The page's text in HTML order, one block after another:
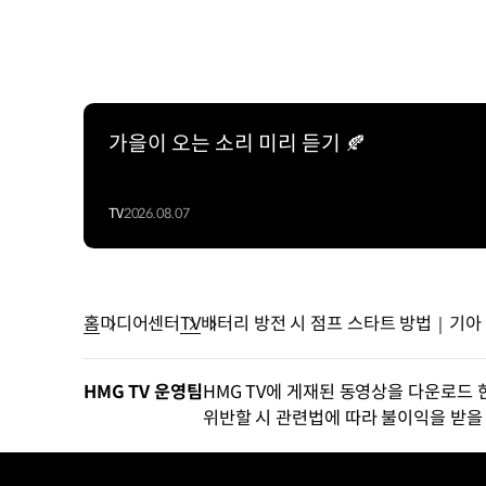
가을이 오는 소리 미리 듣기 🍂
TV2026.08.07
홈미디어센터TV배터리 방전 시 점프 스타트 방법｜기
HMG TV 운영팀HMG TV에 게재된 동영상을 다운로드
위반할 시 관련법에 따라 불이익을 받